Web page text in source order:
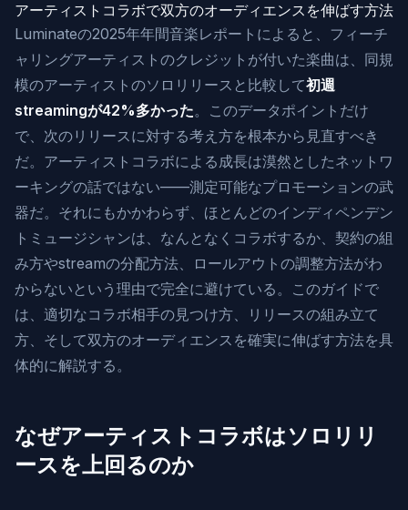
アーティストコラボで双方のオーディエンスを伸ばす方法
Luminateの2025年年間音楽レポートによると、フィーチ
ャリングアーティストのクレジットが付いた楽曲は、同規
模のアーティストのソロリリースと比較して初週
streamingが42%多かった。このデータポイントだけ
で、次のリリースに対する考え方を根本から見直すべき
だ。アーティストコラボによる成長は漠然としたネットワ
ーキングの話ではない——測定可能なプロモーションの武
器だ。それにもかかわらず、ほとんどのインディペンデン
トミュージシャンは、なんとなくコラボするか、契約の組
み方やstreamの分配方法、ロールアウトの調整方法がわ
からないという理由で完全に避けている。このガイドで
は、適切なコラボ相手の見つけ方、リリースの組み立て
方、そして双方のオーディエンスを確実に伸ばす方法を具
体的に解説する。
なぜアーティストコラボはソロリリ
ースを上回るのか